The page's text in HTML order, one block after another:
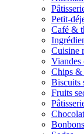
Petit-
Café &
Cuisine
Viandes
Chips &
Biscuits
Fruits
Bonbons